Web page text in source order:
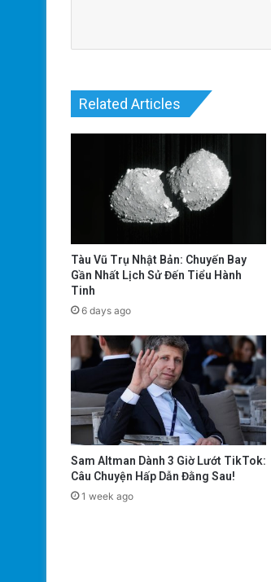
Related Articles
Tàu Vũ Trụ Nhật Bản: Chuyến Bay
Gần Nhất Lịch Sử Đến Tiểu Hành
Tinh
6 days ago
Sam Altman Dành 3 Giờ Lướt TikTok:
Câu Chuyện Hấp Dẫn Đằng Sau!
1 week ago